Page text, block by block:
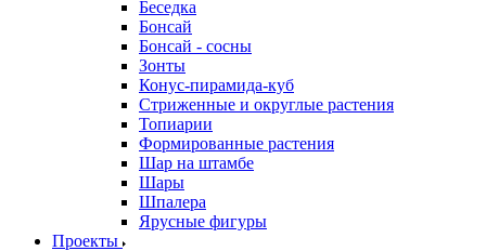
Беседка
Бонсай
Бонсай - сосны
Зонты
Конус-пирамида-куб
Стриженные и округлые растения
Топиарии
Формированные растения
Шар на штамбе
Шары
Шпалера
Ярусные фигуры
Проекты